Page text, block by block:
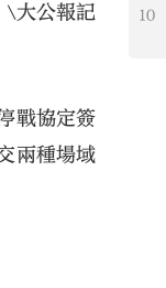
\大公報記
戰協定簽
兩種場域
10